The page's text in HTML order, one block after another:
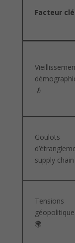
Facteur
👴
Goulots
supply
Tensions
🌍